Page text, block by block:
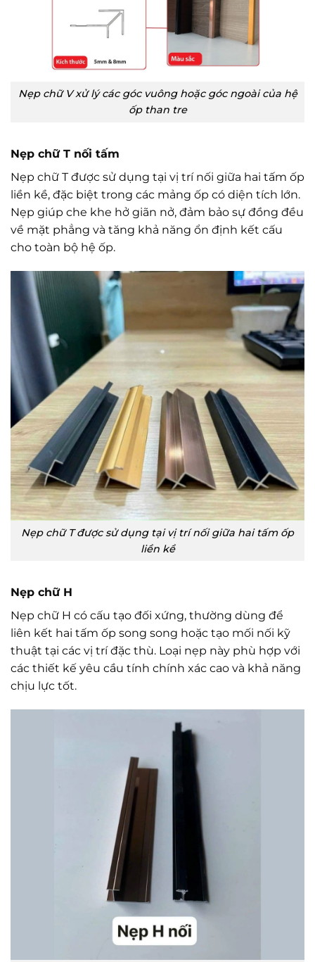
Nẹp chữ V xử lý các góc vuông hoặc góc ngoài của hệ
ốp than tre
Nẹp chữ T nối tấm
Nẹp chữ T được sử dụng tại vị trí nối giữa hai tấm ốp
liền kề, đặc biệt trong các mảng ốp có diện tích lớn.
Nẹp giúp che khe hở giãn nở, đảm bảo sự đồng đều
về mặt phẳng và tăng khả năng ổn định kết cấu
cho toàn bộ hệ ốp.
Nẹp chữ T được sử dụng tại vị trí nối giữa hai tấm ốp
liền kề
Nẹp chữ H
Nẹp chữ H có cấu tạo đối xứng, thường dùng để
liên kết hai tấm ốp song song hoặc tạo mối nối kỹ
thuật tại các vị trí đặc thù. Loại nẹp này phù hợp với
các thiết kế yêu cầu tính chính xác cao và khả năng
chịu lực tốt.